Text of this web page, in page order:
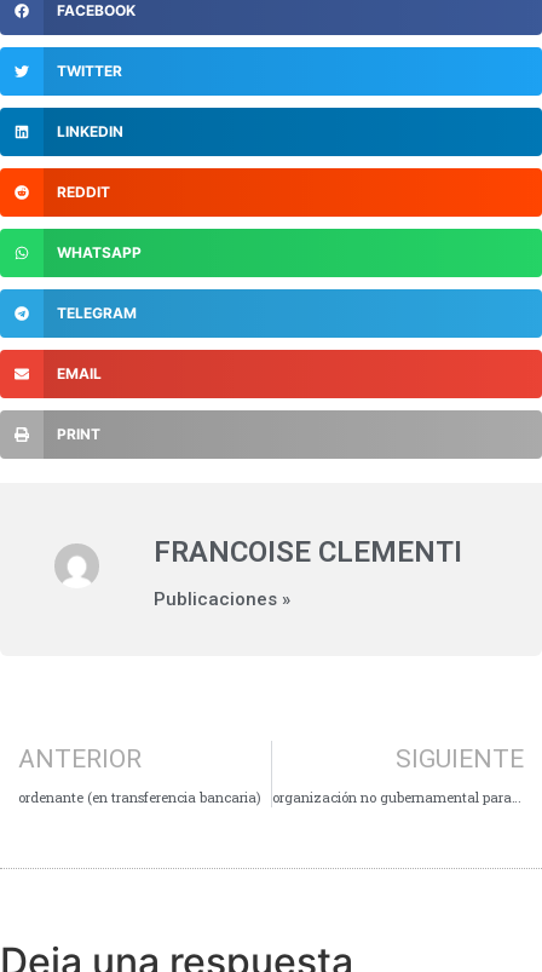
FACEBOOK
TWITTER
LINKEDIN
REDDIT
WHATSAPP
TELEGRAM
EMAIL
PRINT
FRANCOISE CLEMENTI
Publicaciones »
ANTERIOR
ordenante (en transferencia bancaria)
SIGUIENTE
organización no gubernamental para el desarrollo [ONGD]
Deja una respuesta